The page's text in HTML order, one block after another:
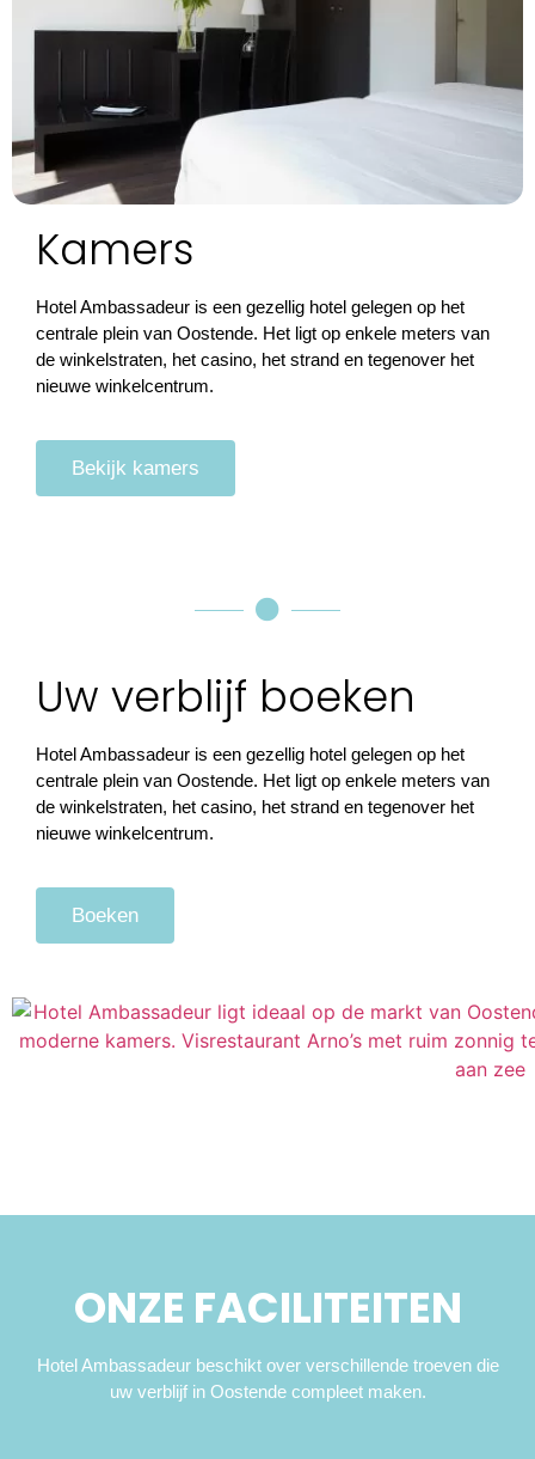
Kamers
Hotel Ambassadeur is een gezellig hotel gelegen op het
centrale plein van Oostende. Het ligt op enkele meters van
de winkelstraten, het casino, het strand en tegenover het
nieuwe winkelcentrum.
Bekijk kamers
Uw verblijf boeken
Hotel Ambassadeur is een gezellig hotel gelegen op het
centrale plein van Oostende. Het ligt op enkele meters van
de winkelstraten, het casino, het strand en tegenover het
nieuwe winkelcentrum.
Boeken
ONZE FACILITEITEN
Hotel Ambassadeur beschikt over verschillende troeven die
uw verblijf in Oostende compleet maken.